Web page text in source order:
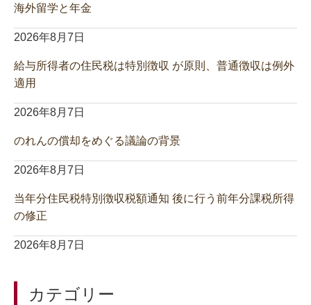
海外留学と年金
2026年8月7日
給与所得者の住民税は特別徴収 が原則、普通徴収は例外
適用
2026年8月7日
のれんの償却をめぐる議論の背景
2026年8月7日
当年分住民税特別徴収税額通知 後に行う前年分課税所得
の修正
2026年8月7日
カテゴリー